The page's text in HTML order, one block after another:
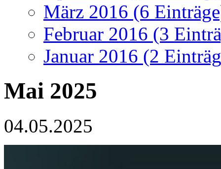
März 2016 (6
Februar 2016 (3
Januar 2016 (2
Mai 2025
04.05.2025